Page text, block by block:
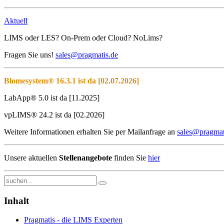
Aktuell
LIMS oder LES? On-Prem oder Cloud? NoLims?
Fragen Sie uns! sales@pragmatis.de
Blomesystem® 16.3.1 ist da [02.07.2026]
LabApp® 5.0 ist da [11.2025]
vpLIMS® 24.2 ist da [02.2026]
Weitere Informationen erhalten Sie per Mailanfrage an
Unsere aktuellen Stellenangebote finden Sie hier
Inhalt
Pragmatis - die LIMS Experten